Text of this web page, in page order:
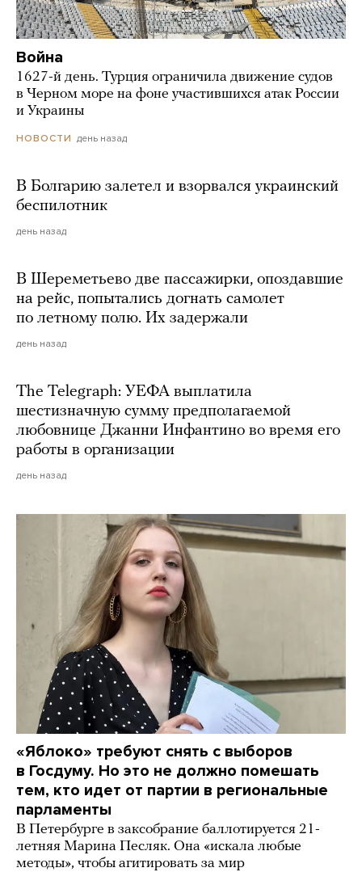
Война
1627-й день. Турция ограничила движение судов
в Черном море на фоне участившихся атак России
и Украины
НОВОСТИ день назад
В Болгарию залетел и взорвался украинский
беспилотник
день назад
В Шереметьево две пассажирки, опоздавшие
на рейс, попытались догнать самолет
по летному полю. Их задержали
день назад
The Telegraph: УЕФА выплатила
шестизначную сумму предполагаемой
любовнице Джанни Инфантино во время его
работы в организации
день назад
«Яблоко» требуют снять с выборов
в Госдуму. Но это не должно помешать
тем, кто идет от партии в региональные
парламенты
В Петербурге в заксобрание баллотируется 21-
летняя Марина Песляк. Она «искала любые
методы», чтобы агитировать за мир